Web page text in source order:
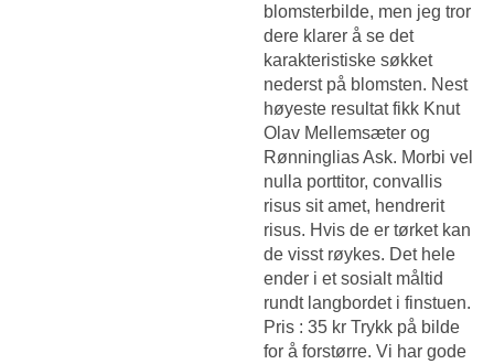
blomsterbilde, men jeg tror
dere klarer å se det
karakteristiske søkket
nederst på blomsten. Nest
høyeste resultat fikk Knut
Olav Mellemsæter og
Rønninglias Ask. Morbi vel
nulla porttitor, convallis
risus sit amet, hendrerit
risus. Hvis de er tørket kan
de visst røykes. Det hele
ender i et sosialt måltid
rundt langbordet i finstuen.
Pris : 35 kr Trykk på bilde
for å forstørre. Vi har gode